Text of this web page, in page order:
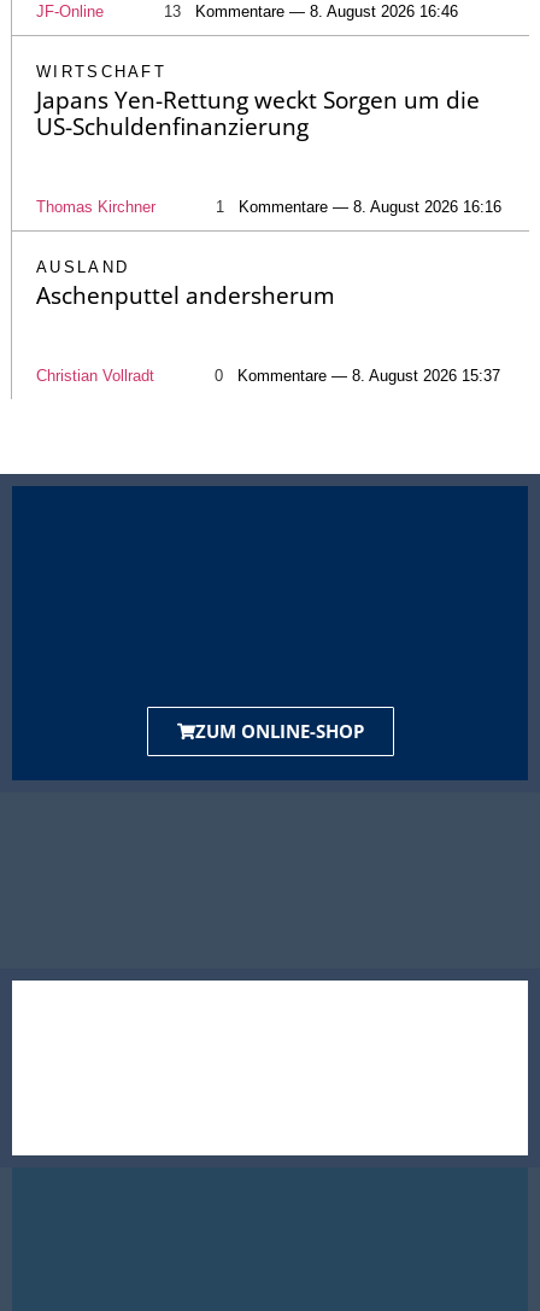
JF-Online 13 Kommentare — 8. August 2026 16:46
WIRTSCHAFT
Japans Yen-Rettung weckt Sorgen um die
US-Schuldenfinanzierung
Thomas Kirchner 1 Kommentare — 8. August 2026 16:16
AUSLAND
Aschenputtel andersherum
Christian Vollradt 0 Kommentare — 8. August 2026 15:37
ZUM ONLINE-SHOP